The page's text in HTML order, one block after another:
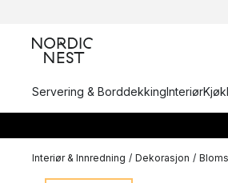
Servering & BorddekkingInteriør
Interiør & Innredning / Dekorasjon /